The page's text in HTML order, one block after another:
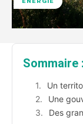
Sommaire :
Un
Une
Des